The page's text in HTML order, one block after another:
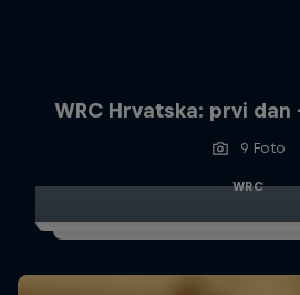
WRC Hrvatska: prvi
9 Foto
WRC